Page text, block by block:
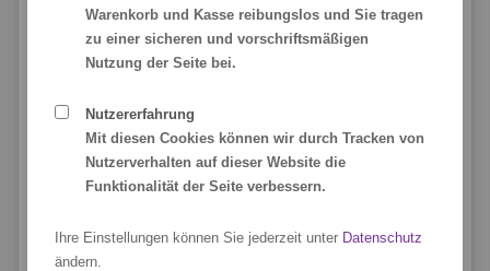
Preisübersicht
80er 85er 100er 120er 150er
Display-Banner
Warenkorb und Kasse reibungslos und Sie tragen
zu einer sicheren und vorschriftsmäßigen
Nutzung der Seite bei.
Nutzererfahrung
Mit diesen Cookies können wir durch Tracken von
Nutzerverhalten auf dieser Website die
Funktionalität der Seite verbessern.
Ihre Einstellungen können Sie jederzeit unter Datenschutz
ändern.